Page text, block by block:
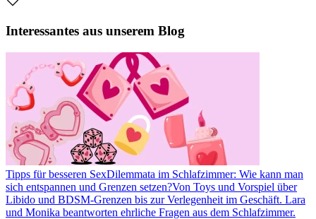
Interessantes aus unserem Blog
Tipps für besseren SexDilemmata im Schlafzimmer: Wie kann man
sich entspannen und Grenzen setzen?Von Toys und Vorspiel über
Libido und BDSM-Grenzen bis zur Verlegenheit im Geschäft. Lara
und Monika beantworten ehrliche Fragen aus dem Schlafzimmer.